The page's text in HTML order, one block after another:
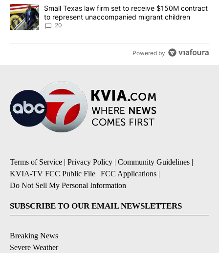
A trending article titled "Small Texas law firm set to receive
Small Texas law firm set to receive $150M contract
to represent unaccompanied migrant children
20
Powered by
Terms of Service | Privacy Policy | Community Guidelines |
KVIA-TV FCC Public File | FCC Applications |
Do Not Sell My Personal Information
SUBSCRIBE TO OUR EMAIL NEWSLETTERS
Breaking News
Severe Weather